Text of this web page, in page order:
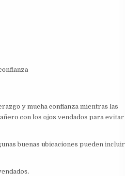
y mucha confianza mientras las
con los ojos vendados para evitar
buenas ubicaciones pueden incluir